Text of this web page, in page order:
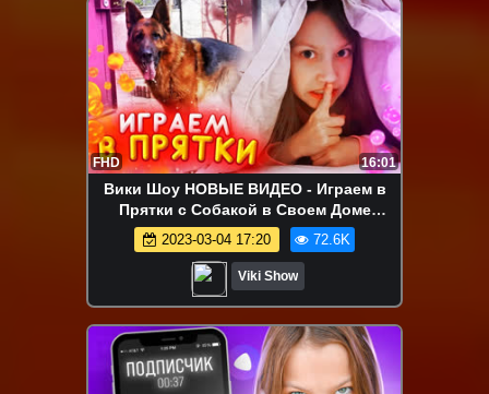
FHD 16:01
Вики Шоу НОВЫЕ ВИДЕО - Играем в
Прятки с Собакой в Своем Доме
Воскресный Влог / Вики Шоу
2023-03-04 17:20 72.6K
Viki Show